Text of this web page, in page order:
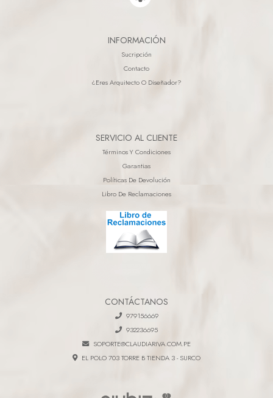
INFORMACIÓN
Sucripción
Contacto
¿eres Arquitecto O Diseñador?
SERVICIO AL CLIENTE
Términos Y Condiciones
Garantias
Políticas De Devolución
Libro De Reclamaciones
CONTÁCTANOS
979156669
932236695
SOPORTE@CLAUDIARIVA.COM.PE
EL POLO 703 TORRE B TIENDA 3 - SURCO